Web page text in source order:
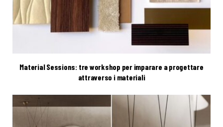
Material Sessions: tre workshop per imparare a progettare
attraverso i materiali